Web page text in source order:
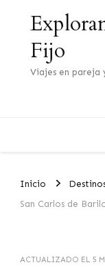
Fijo
Viajes en pareja
Inicio
San Carlos de
ACTUALIZADO EL 5